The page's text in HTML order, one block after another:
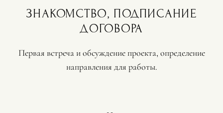
ЗНАКОМСТВО, ПОДПИСАНИЕ
ДОГОВОРА
Первая встреча и обсуждение проекта, определение
направления для работы.